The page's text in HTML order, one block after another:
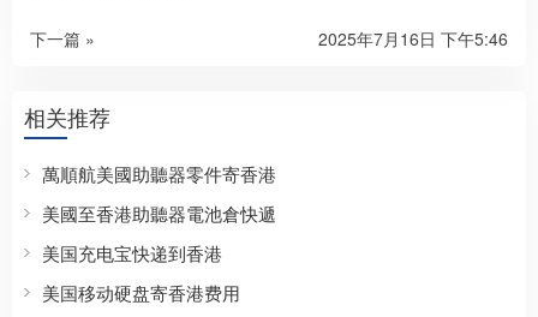
下一篇 » 2025年7月16日 下午5:46
相关推荐
萬順航美國助聽器零件寄香港
美國至香港助聽器電池倉快遞
美国充电宝快递到香港
美国移动硬盘寄香港费用